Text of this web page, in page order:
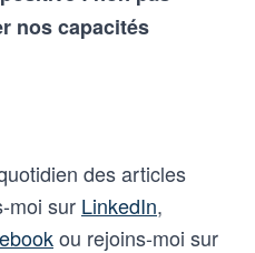
nos capacités
des articles
moi sur LinkedIn,
ou rejoins-moi sur